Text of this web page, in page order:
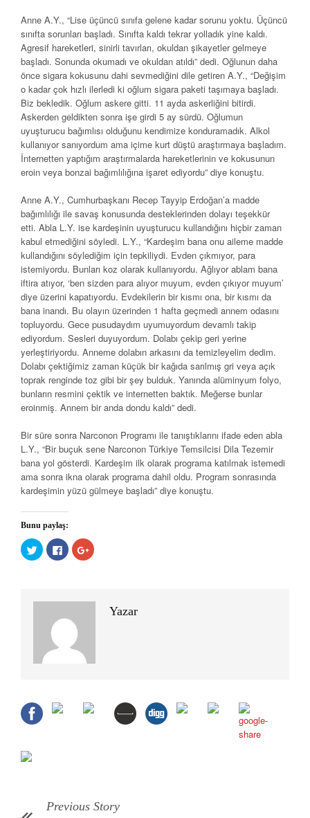
Anne A.Y., “Lise üçüncü sınıfa gelene kadar sorunu yoktu. Üçüncü
sınıfta sorunları başladı. Sınıfta kaldı tekrar yolladık yine kaldı.
Agresif hareketleri, sinirli tavırları, okuldan şikayetler gelmeye
başladı. Sonunda okumadı ve okuldan atıldı” dedi. Oğlunun daha
önce sigara kokusunu dahi sevmediğini dile getiren A.Y., “Değişim
o kadar çok hızlı ilerledi ki oğlum sigara paketi taşımaya başladı.
Biz bekledik. Oğlum askere gitti. 11 ayda askerliğini bitirdi.
Askerden geldikten sonra işe girdi 5 ay sürdü. Oğlumun
uyuşturucu bağımlısı olduğunu kendimize konduramadık. Alkol
kullanıyor sanıyordum ama içime kurt düştü araştırmaya başladım.
İnternetten yaptığım araştırmalarda hareketlerinin ve kokusunun
eroin veya bonzai bağımlılığına işaret ediyordu” diye konuştu.
Anne A.Y., Cumhurbaşkanı Recep Tayyip Erdoğan’a madde
bağımlılığı ile savaş konusunda desteklerinden dolayı teşekkür
etti. Abla L.Y. ise kardeşinin uyuşturucu kullandığını hiçbir zaman
kabul etmediğini söyledi. L.Y., “Kardeşim bana onu aileme madde
kullandığını söylediğim için tepkiliydi. Evden çıkmıyor, para
istemiyordu. Bunları koz olarak kullanıyordu. Ağlıyor ablam bana
iftira atıyor, ‘ben sizden para alıyor muyum, evden çıkıyor muyum’
diye üzerini kapatıyordu. Evdekilerin bir kısmı ona, bir kısmı da
bana inandı. Bu olayın üzerinden 1 hafta geçmedi annem odasını
topluyordu. Gece pusudaydım uyumuyordum devamlı takip
ediyordum. Sesleri duyuyordum. Dolabı çekip geri yerine
yerleştiriyordu. Anneme dolabın arkasını da temizleyelim dedim.
Dolabı çektiğimiz zaman küçük bir kağıda sarılmış gri veya açık
toprak renginde toz gibi bir şey bulduk. Yanında alüminyum folyo,
bunların resmini çektik ve internetten baktık. Meğerse bunlar
eroinmiş. Annem bir anda dondu kaldı” dedi.
Bir süre sonra Narconon Programı ile tanıştıklarını ifade eden abla
L.Y., “Bir buçuk sene Narconon Türkiye Temsilcisi Dila Tezemir
bana yol gösterdi. Kardeşim ilk olarak programa katılmak istemedi
ama sonra ikna olarak programa dahil oldu. Program sonrasında
kardeşimin yüzü gülmeye başladı” diye konuştu.
Bunu paylaş:
Twitter
üzerinde
paylaşmak
açılır)
Facebook'ta
paylaşmak
Google+
üzerinde
açılır)Yazar
Previous Story